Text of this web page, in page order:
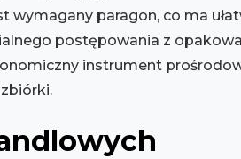
paragon, co ma
postępowania z
instrument